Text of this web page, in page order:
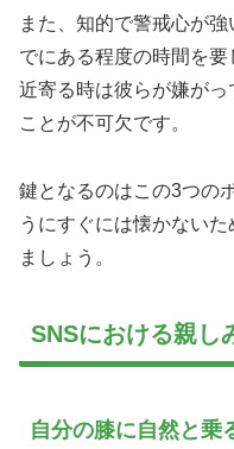
また、知的で警戒心が
でにある程度の時間を要
近寄る時は彼らが嫌が
ことが不可欠です。
鍵となるのはこの3つの
うにすぐには懐かない
ましょう。
SNSにおける親し
自分の膝に自然と乗